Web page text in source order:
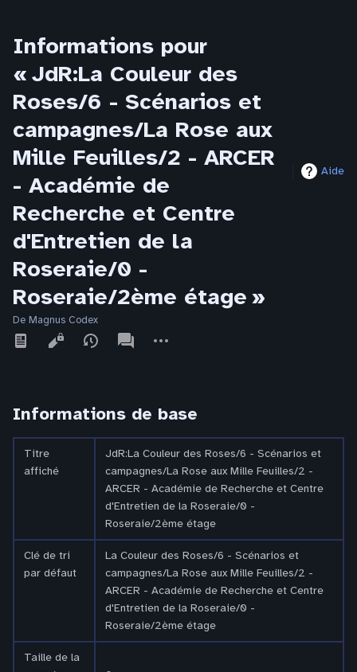
Informations pour
« JdR:La Couleur des
Roses/6 - Scénarios et
campagnes/La Rose aux
Mille Feuilles/2 - ARCER
- Académie de
Recherche et Centre
d'Entretien de la
Roseraie/0 -
Roseraie/2ème étage »
Aide
De Magnus Codex
Affichages
associated-
pages
actions
Informations de base
Titre
affiché
JdR:La Couleur des Roses/6 - Scénarios et
campagnes/La Rose aux Mille Feuilles/2 -
ARCER - Académie de Recherche et Centre
d'Entretien de la Roseraie/0 -
Roseraie/2ème étage
Clé de tri
par défaut
La Couleur des Roses/6 - Scénarios et
campagnes/La Rose aux Mille Feuilles/2 -
ARCER - Académie de Recherche et Centre
d'Entretien de la Roseraie/0 -
Roseraie/2ème étage
Taille de la